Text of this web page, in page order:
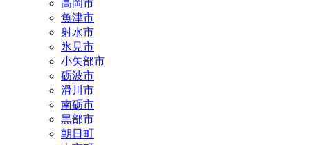
高岡市
魚津市
射水市
氷見市
小矢部市
砺波市
滑川市
南砺市
黒部市
朝日町